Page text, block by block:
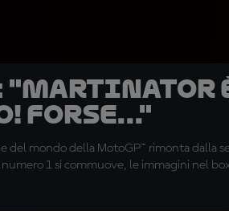
"Martinator
Forse..."
del mondo della MotoGP™ rimonta dalla
1 si commuove, le immagini nel